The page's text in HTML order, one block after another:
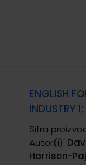
ENGLISH
Šifra
Autor(i):
Harrison-Paj